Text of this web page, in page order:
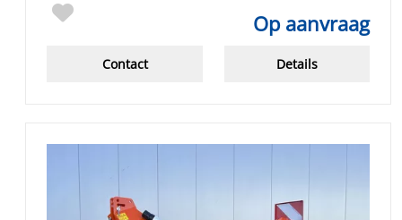
Op aanvraag
Details
Contact